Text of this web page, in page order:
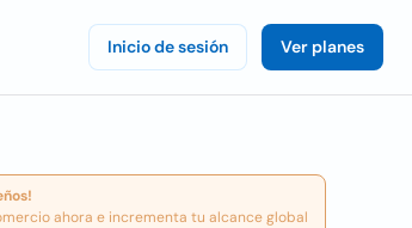
Inicio de sesión Ver planes
ahora e incrementa tu alcance global